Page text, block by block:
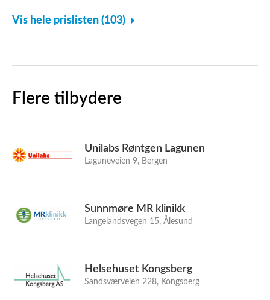
Vis hele prislisten (103)
Flere tilbydere
Unilabs Røntgen Lagunen
Laguneveien 9, Bergen
Sunnmøre MR klinikk
Langelandsvegen 15, Ålesund
Helsehuset Kongsberg
Sandsværveien 228, Kongsberg